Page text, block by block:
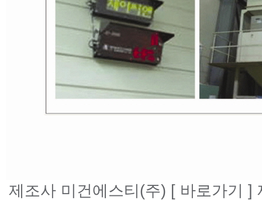
제조사 미건에스티(주) [ 바로가기 ]